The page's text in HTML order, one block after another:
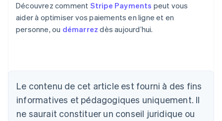
Découvrez comment Stripe Payments peut vous
aider à optimiser vos paiements en ligne et en
personne, ou démarrez dès aujourd’hui.
Le contenu de cet article est fourni à des fins
informatives et pédagogiques uniquement. Il
ne saurait constituer un conseil juridique ou
DeutschEnglish
Australie
English
Autriche
DeutschEnglish